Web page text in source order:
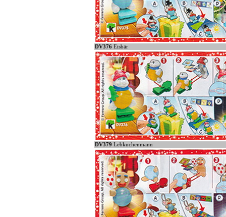
DV376 Eisbär
DV379 Lebkuchenmann